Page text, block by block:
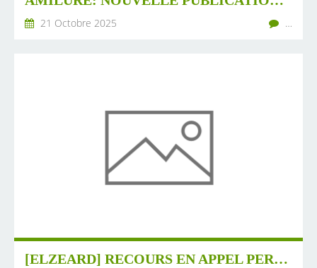
21 Octobre 2025 …
[ELZEARD] RECOURS EN APPEL PERDU POUR REVEST ST MARTIN